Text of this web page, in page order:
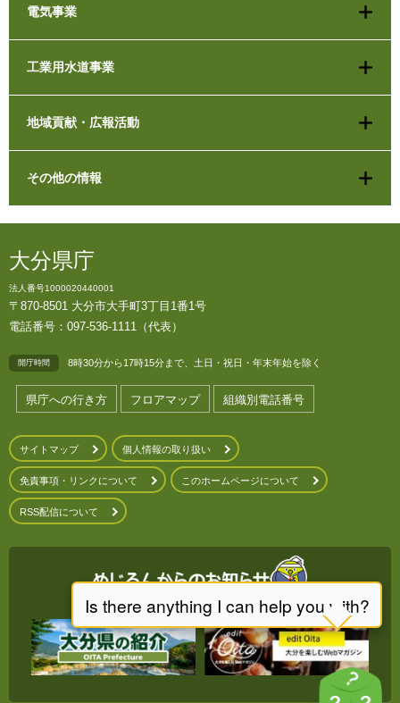
電気事業
工業用水道事業
地域貢献・広報活動
その他の情報
大分県庁
法人番号1000020440001
〒870-8501 大分市大手町3丁目1番1号
電話番号：097-536-1111（代表）
開庁時間 8時30分から17時15分まで、土日・祝日・年末年始を除く
県庁への行き方 フロアマップ 組織別電話番号
サイトマップ 個人情報の取り扱い
免責事項・リンクについて このホームページについて
RSS配信について